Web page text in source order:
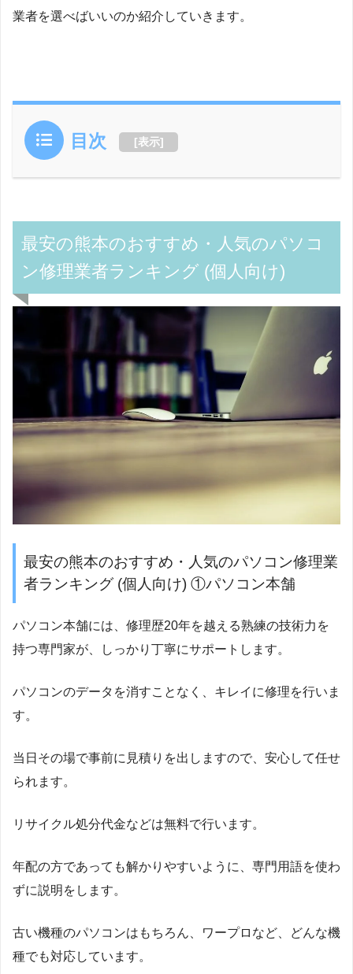
業者を選べばいいのか紹介していきます。
目次 [表示]
最安の熊本のおすすめ・人気のパソコ
ン修理業者ランキング (個人向け)
最安の熊本のおすすめ・人気のパソコン修理業
者ランキング (個人向け) ①パソコン本舗
パソコン本舗には、修理歴20年を越える熟練の技術力を
持つ専門家が、しっかり丁寧にサポートします。
パソコンのデータを消すことなく、キレイに修理を行いま
す。
当日その場で事前に見積りを出しますので、安心して任せ
られます。
リサイクル処分代金などは無料で行います。
年配の方であっても解かりやすいように、専門用語を使わ
ずに説明をします。
古い機種のパソコンはもちろん、ワープロなど、どんな機
種でも対応しています。